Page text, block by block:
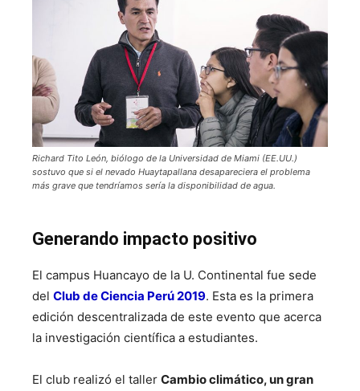
Richard Tito León, biólogo de la Universidad de Miami (EE.UU.)
sostuvo que si el nevado Huaytapallana desapareciera el problema
más grave que tendríamos sería la disponibilidad de agua.
Generando impacto positivo
El campus Huancayo de la U. Continental fue sede
del Club de Ciencia Perú 2019. Esta es la primera
edición descentralizada de este evento que acerca
la investigación científica a estudiantes.
El club realizó el taller Cambio climático, un gran